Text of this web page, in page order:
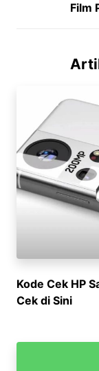
Next
Film
Kode Cek HP
Cek di Sini